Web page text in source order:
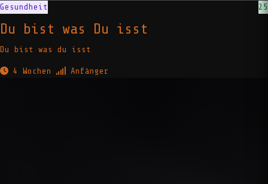
Gesundheit 25
Du bist was Du isst
Du bist was du isst
4 Wochen Anfänger